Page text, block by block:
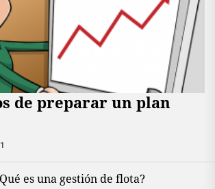
de preparar un plan
es una gestión de flota?